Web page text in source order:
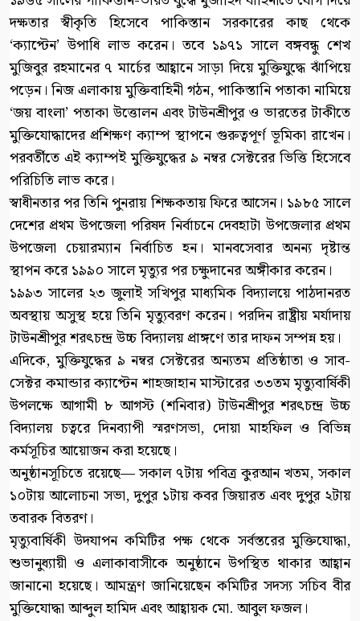
দক্ষতার স্বীকৃতি হিসেবে পাকিস্তান সরকারের কাছ থেকে
‘ক্যাপ্টেন’ উপাধি লাভ করেন। তবে ১৯৭১ সালে বঙ্গবন্ধু শেখ
মুজিবুর রহমানের ৭ মার্চের আহ্বানে সাড়া দিয়ে মুক্তিযুদ্ধে ঝাঁপিয়ে
পড়েন। নিজ এলাকায় মুক্তিবাহিনী গঠন, পাকিস্তানি পতাকা নামিয়ে
‘জয় বাংলা’ পতাকা উত্তোলন এবং টাউনশ্রীপুর ও ভারতের টাকীতে
মুক্তিযোদ্ধাদের প্রশিক্ষণ ক্যাম্প স্থাপনে গুরুত্বপূর্ণ ভূমিকা রাখেন।
পরবর্তীতে এই ক্যাম্পই মুক্তিযুদ্ধের ৯ নম্বর সেক্টরের ভিত্তি হিসেবে
পরিচিতি লাভ করে।
স্বাধীনতার পর তিনি পুনরায় শিক্ষকতায় ফিরে আসেন। ১৯৮৫ সালে
দেশের প্রথম উপজেলা পরিষদ নির্বাচনে দেবহাটা উপজেলার প্রথম
উপজেলা চেয়ারম্যান নির্বাচিত হন। মানবসেবার অনন্য দৃষ্টান্ত
স্থাপন করে ১৯৯০ সালে মৃত্যুর পর চক্ষুদানের অঙ্গীকার করেন।
১৯৯৩ সালের ২৩ জুলাই সখিপুর মাধ্যমিক বিদ্যালয়ে পাঠদানরত
অবস্থায় অসুস্থ হয়ে তিনি মৃত্যুবরণ করেন। পরদিন রাষ্ট্রীয় মর্যাদায়
টাউনশ্রীপুর শরৎচন্দ্র উচ্চ বিদ্যালয় প্রাঙ্গণে তার দাফন সম্পন্ন হয়।
এদিকে, মুক্তিযুদ্ধের ৯ নম্বর সেক্টরের অন্যতম প্রতিষ্ঠাতা ও সাব-
সেক্টর কমান্ডার ক্যাপ্টেন শাহজাহান মাস্টারের ৩৩তম মৃত্যুবার্ষিকী
উপলক্ষে আগামী ৮ আগস্ট (শনিবার) টাউনশ্রীপুর শরৎচন্দ্র উচ্চ
বিদ্যালয় চত্বরে দিনব্যাপী স্মরণসভা, দোয়া মাহফিল ও বিভিন্ন
কর্মসূচির আয়োজন করা হয়েছে।
অনুষ্ঠানসূচিতে রয়েছে— সকাল ৭টায় পবিত্র কুরআন খতম, সকাল
১০টায় আলোচনা সভা, দুপুর ১টায় কবর জিয়ারত এবং দুপুর ২টায়
তবারক বিতরণ।
মৃত্যুবার্ষিকী উদযাপন কমিটির পক্ষ থেকে সর্বস্তরের মুক্তিযোদ্ধা,
শুভানুধ্যায়ী ও এলাকাবাসীকে অনুষ্ঠানে উপস্থিত থাকার আহ্বান
জানানো হয়েছে। আমন্ত্রণ জানিয়েছেন কমিটির সদস্য সচিব বীর
মুক্তিযোদ্ধা আব্দুল হামিদ এবং আহ্বায়ক মো. আবুল ফজল।